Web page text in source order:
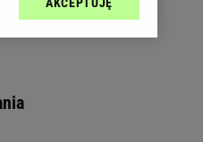
sp. z o.o., jej
danych poprzez
Zmiana ustawień